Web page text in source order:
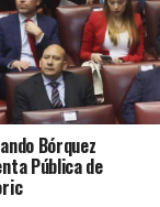
Bórquez
Pública de